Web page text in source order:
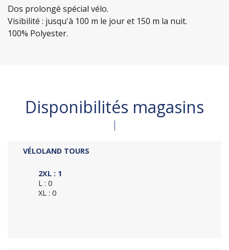
Dos prolongé spécial vélo.
Visibilité : jusqu'à 100 m le jour et 150 m la nuit.
100% Polyester.
Disponibilités magasins
VÉLOLAND TOURS
2XL : 1
L : 0
XL : 0